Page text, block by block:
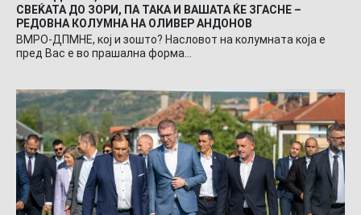
СВЕЌАТА ДО ЗОРИ, ПА ТАКА И ВАШАТА ЌЕ ЗГАСНЕ –
РЕДОВНА КОЛУМНА НА ОЛИВЕР АНДОНОВ
ВМРО-ДПМНЕ, кој и зошто? Насловот на колумната која е
пред Вас е во прашална форма…